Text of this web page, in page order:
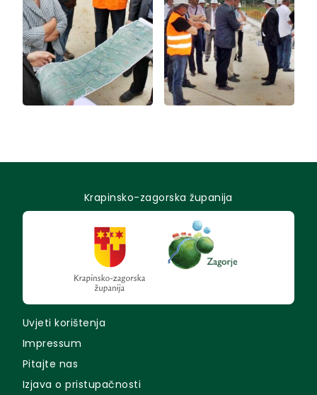
Krapinsko-zagorska županija
Uvjeti korištenja
Impressum
Pitajte nas
Izjava o pristupačnosti